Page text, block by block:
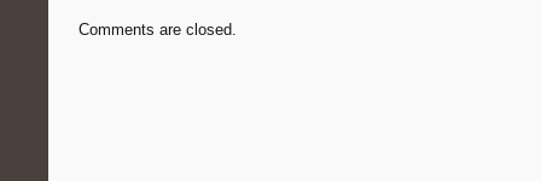
Comments are closed.